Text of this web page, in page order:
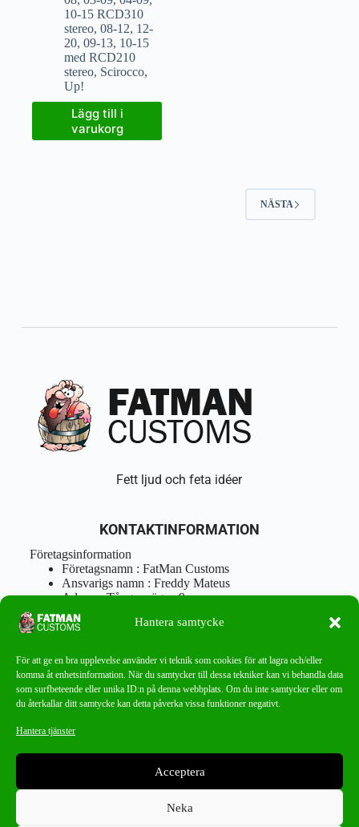
Hantera samtycke
För att ge en bra upplevelse använder vi teknik som cookies för att lagra och/eller
komma åt enhetsinformation. När du samtycker till dessa tekniker kan vi behandla data
som surfbeteende eller unika ID:n på denna webbplats. Om du inte samtycker eller om
du återkallar ditt samtycke kan detta påverka vissa funktioner negativt.
Hantera tjänster
Acceptera
Neka
10-15 RCD310
stereo, 08-12, 12-
20, 09-13, 10-15
med RCD210
stereo, Scirocco,
Up!
Lägg till i
varukorg
NÄSTA
Fett ljud och feta idéer
KONTAKTINFORMATION
Företagsinformation
Företagsnamn : FatMan Customs
Ansvarigs namn : Freddy Mateus
Adress : Tångenvägen 9
Postnr : 417 46 Göteborg
Tel : 0762919666
info@fatmancustoms.se
Mån – Fre 10:00 – 18:00
Lör -11:00 – 15:00
Missa aldrig ett bra erbjudande!